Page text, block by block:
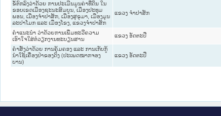
ຂໍ້ຕົກລົງວ່າດ້ວຍ ການປະເມີນມູນຄ່າທີ່ດິນ ໃນ
ຂອບເຂດເມືອງຊະນະສົມບູນ, ເມືອງປະທຸມ
ພອນ, ເມືອງຈຳປາສັກ, ເມືອງສຸຂຸມາ, ເມືອງມຸນ
ລະປາໂມກ ແລະ ເມືອງໂຂງ, ແຂວງຈຳປາສັກ
ແຂວງ ຈໍາປາສັກ
ຄຳແນະນຳ ວ່າດ້ວຍການເພີ່ມທະວີຄວາມ
ເອົາໃຈໃສ່ຕໍ່ວຽກງານທະບຽນສານ
ແຂວງ ອັດຕະປື
ຄຳສັ່ງວ່າດ້ວຍ ການຄຸ້ມຄອງ ແລະ ການເກັບກູ້
ນຳໃຊ້ເຄື່ອງປ່າຂອງດົງ (ປະເພດໝາກຈອງ
ບານ)
ແຂວງ ອັດຕະປື